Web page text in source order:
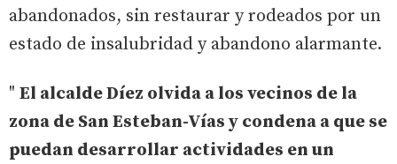
abandonados, sin restaurar y rodeados por un
estado de insalubridad y abandono alarmante.
" El alcalde Díez olvida a los vecinos de la
zona de San Esteban-Vías y condena a que se
puedan desarrollar actividades en un